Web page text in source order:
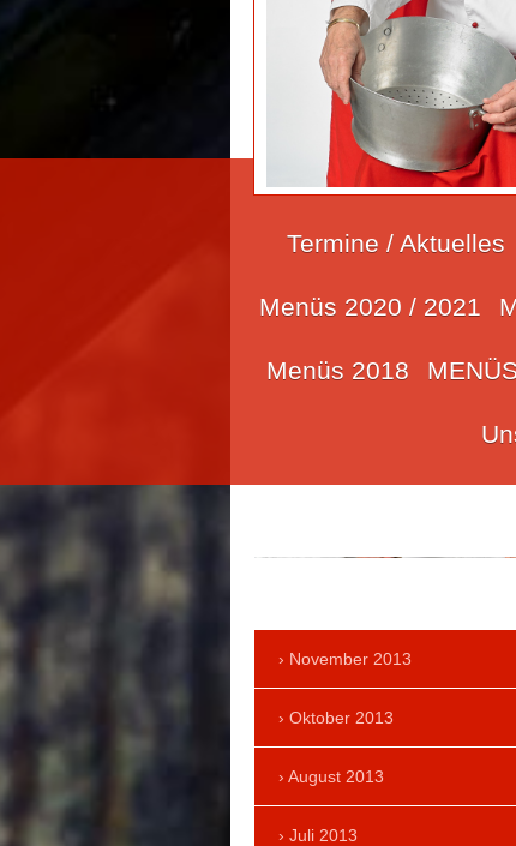
Termine / Aktuelles
Menüs 2020 / 2021
Menüs 2018
November 2013
Oktober 2013
August 2013
Juli 2013